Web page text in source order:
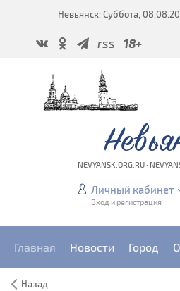
Невьянск: Суббота,
rss 18+
NEVYANSK.ORG.RU ·
Личный кабинет
Вход и регистрация
Главная Новости Город
Назад